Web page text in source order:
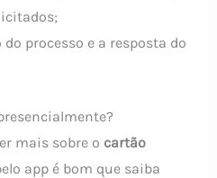
processo e a resposta do
mais sobre o cartão
app é bom que saiba